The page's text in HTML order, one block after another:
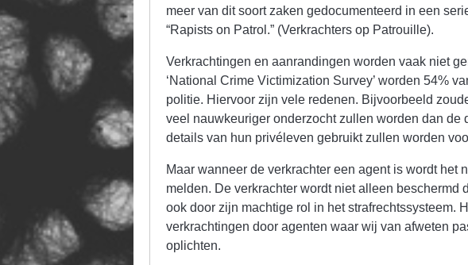
meer van dit soort zaken gedocumenteerd in een
“Rapists on Patrol.” (Verkrachters op Patrouille).
Verkrachtingen en aanrandingen worden vaak niet
‘National Crime Victimization Survey’ worden 54%
politie. Hiervoor zijn vele redenen. Bijvoorbeeld
veel nauwkeuriger onderzocht zullen worden dan de
details van hun privéleven gebruikt zullen worden
Maar wanneer de verkrachter een agent is wordt het
melden. De verkrachter wordt niet alleen beschermd
ook door zijn machtige rol in het strafrechtssysteem.
verkrachtingen door agenten waar wij van afweten
oplichten.